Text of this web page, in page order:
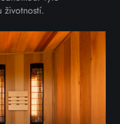
životností.